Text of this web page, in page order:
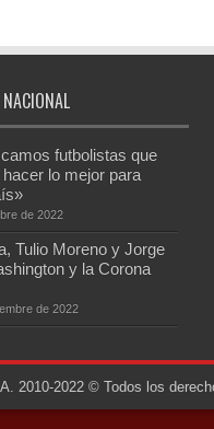
futbolistas que
lo mejor para
de 2022
Tulio Moreno y Jorge
y la Corona
de 2022
2010-2022 © Todos los